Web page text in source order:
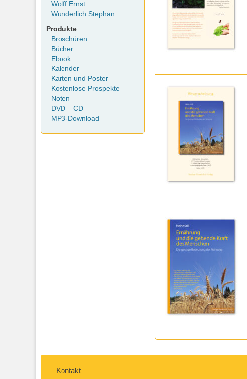
Wolff Ernst
Wunderlich Stephan
Produkte
Broschüren
Bücher
Ebook
Kalender
Karten und Poster
Kostenlose Prospekte
Noten
DVD – CD
MP3-Download
Kontakt